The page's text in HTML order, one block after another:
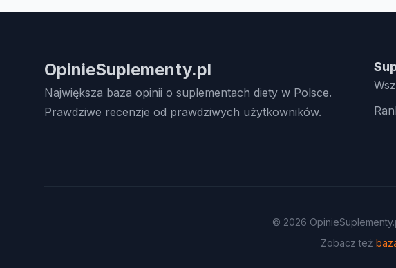
OpinieSuplementy.pl
Największa baza opinii o suplementach diety w Polsce.
Prawdziwe recenzje od prawdziwych użytkowników.
© 2026
Zobacz też